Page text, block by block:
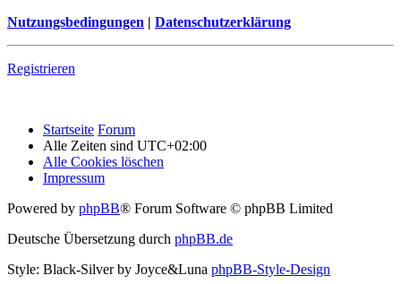
Nutzungsbedingungen | Datenschutzerklärung
Registrieren
Startseite Forum
Alle Zeiten sind UTC+02:00
Alle Cookies löschen
Impressum
Powered by phpBB® Forum Software © phpBB Limited
Deutsche Übersetzung durch phpBB.de
Style: Black-Silver by Joyce&Luna phpBB-Style-Design